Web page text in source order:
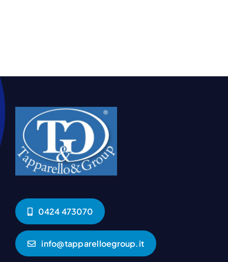
0424 473070
info@tapparelloegroup.it